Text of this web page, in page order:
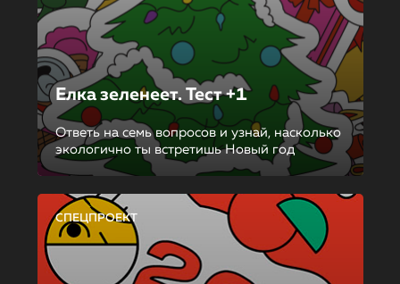
Елка зеленеет. Тест +1
Ответь на семь вопросов и узнай, насколько
экологично ты встретишь Новый год
СПЕЦПРОЕКТ